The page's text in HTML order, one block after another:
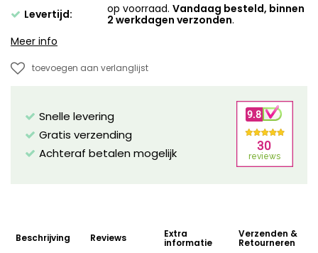
Levertijd:
op voorraad. Vandaag besteld, binnen
2 werkdagen verzonden.
Meer info
toevoegen aan verlanglijst
Snelle levering
Gratis verzending
Achteraf betalen mogelijk
Beschrijving Reviews Extra
informatie
Verzenden &
Retourneren